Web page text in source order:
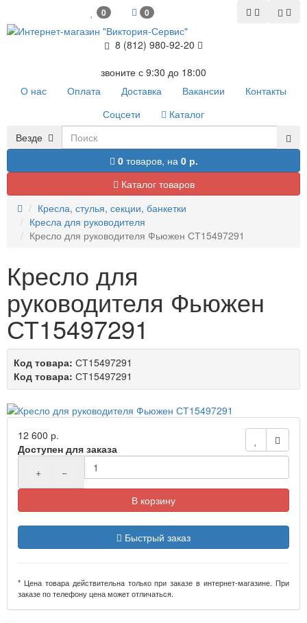
0 0
8 (812) 980-92-20
звоните с 9:30 до 18:00
О нас
Оплата Доставка Вакансии
Контакты
Соцсети
Каталог
Везде
0товаров, на 0 р.
Каталог товаров
Кресла, стулья, секции, банкетки
Кресла для руководителя
Кресло для руководителя Фьюжен СТ15497291
Кресло для
руководителя Фьюжен
СТ15497291
Код товара: СТ15497291
Код товара: СТ15497291
12 600 р.
Доступен для заказа
+
−
В корзину
Быстрый заказ
* Цена товара действительна только при заказе в интернет-магазине. При
заказе по телефону цена может отличаться.